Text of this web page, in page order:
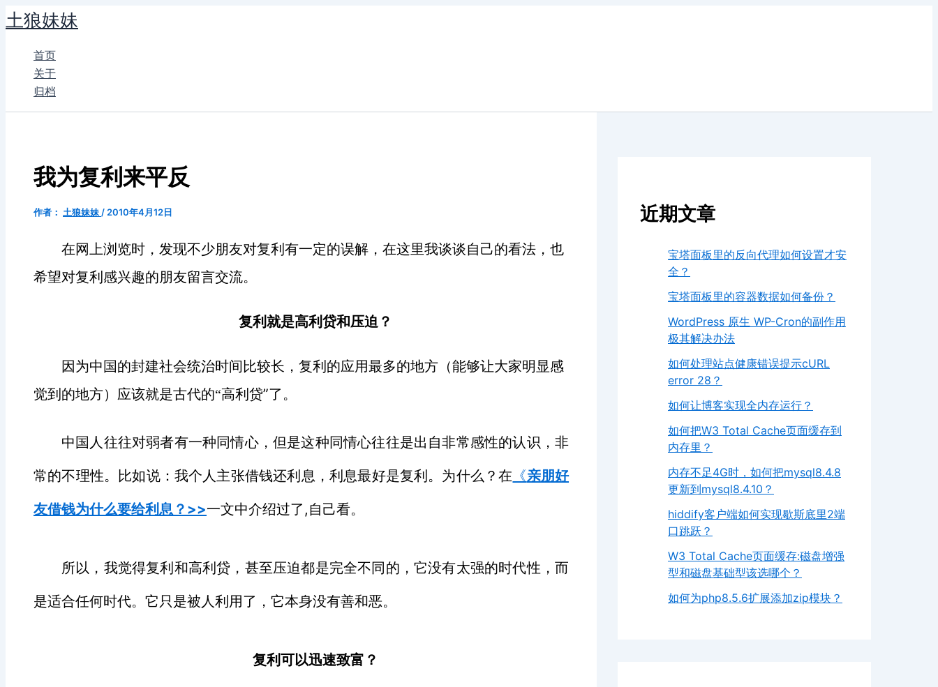
跳
至
土狼妹妹
首页
关于
归档
我为复利来平反
作者： 土狼妹妹 / 2010年4月12日
在网上浏览时，发现不少朋友对复利有一定的误解，在这里我谈谈自己的看法，也
希望对复利感兴趣的朋友留言交流。
复利就是高利贷和压迫？
因为中国的封建社会统治时间比较长，复利的应用最多的地方（能够让大家明显感
觉到的地方）应该就是古代的“高利贷”了。
中国人往往对弱者有一种同情心，但是这种同情心往往是出自非常感性的认识，非
常的不理性。比如说：我个人主张借钱还利息，利息最好是复利。为什么？在 《亲朋好
友借钱为什么要给利息？>>一文中介绍过了 ,自己看。
所以，我觉得复利和高利贷，甚至压迫都是完全不同的，它没有太强的时代性，而
是适合任何时代。它只是被人利用了，它本身没有善和恶。
复利可以迅速致富？
近期文章
宝塔面板里的反向代理如何设置才安
全？
宝塔面板里的容器数据如何备份？
WordPress 原生 WP-Cron的副作用
极其解决办法
如何处理站点健康错误提示cURL
error 28？
如何让博客实现全内存运行？
如何把W3 Total Cache页面缓存到
内存里？
内存不足4G时，如何把mysql8.4.8
更新到mysql8.4.10？
hiddify客户端如何实现歇斯底里2端
口跳跃？
W3 Total Cache页面缓存:磁盘增强
型和磁盘基础型该选哪个？
如何为php8.5.6扩展添加zip模块？